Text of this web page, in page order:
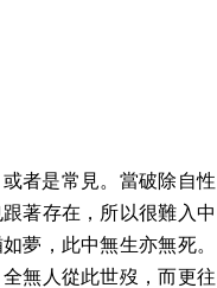
者是常見。當破除自性
著存在，所以很難入中
夢，此中無生亦無死。
無人從此世歿，而更往